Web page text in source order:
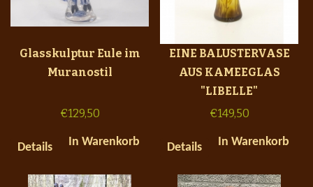
Glasskulptur Eule im
Muranostil
€129,50
Details In Warenkorb
EINE BALUSTERVASE
AUS KAMEEGLAS
"LIBELLE"
€149,50
Details In Warenkorb